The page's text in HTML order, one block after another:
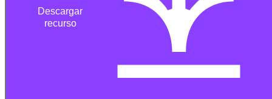
Descargar
recurso